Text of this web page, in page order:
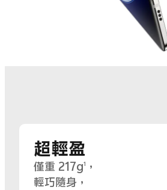
超輕盈
僅重 217g1
，
輕巧隨身，